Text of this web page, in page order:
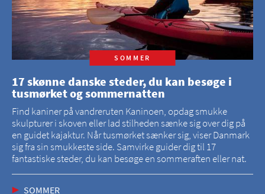
SOMMER
17 skønne danske steder, du kan besøge i
tusmørket og sommernatten
Find kaniner på vandreruten Kaninoen, opdag smukke
skulpturer i skoven eller lad stilheden sænke sig over dig på
en guidet kajaktur. Når tusmørket sænker sig, viser Danmark
sig fra sin smukkeste side. Samvirke guider dig til 17
fantastiske steder, du kan besøge en sommeraften eller nat.
SOMMER